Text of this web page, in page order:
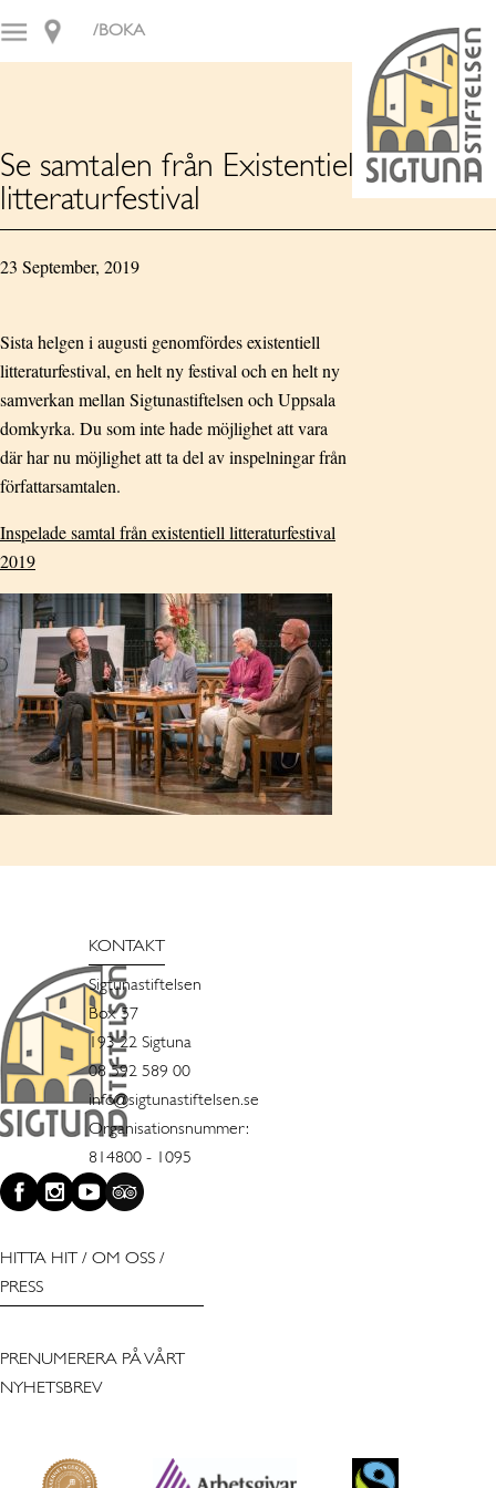
/BOKA
Se samtalen från Existentiell
litteraturfestival
23 September, 2019
Sista helgen i augusti genomfördes existentiell
litteraturfestival, en helt ny festival och en helt ny
samverkan mellan Sigtunastiftelsen och Uppsala
domkyrka. Du som inte hade möjlighet att vara
där har nu möjlighet att ta del av inspelningar från
författarsamtalen.
Inspelade samtal från existentiell litteraturfestival
2019
KONTAKT
Sigtunastiftelsen
Box 57
193 22 Sigtuna
08 592 589 00
info@sigtunastiftelsen.se
Organisationsnummer:
814800 - 1095
HITTA HIT / OM OSS /
PRESS
PRENUMERERA PÅ VÅRT
NYHETSBREV